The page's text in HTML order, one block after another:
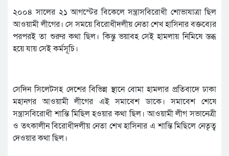
২০০৪ সালের ২১ আগস্টের বিকেলে সন্ত্রাসবিরোধী শোভাযাত্রা ছিল
আওয়ামী লীগের। সে সময়ে বিরোধীদলীয় নেতা শেখ হাসিনার বক্তব্যের
পরপরই তা শুরুর কথা ছিল। কিন্তু ভয়াবহ সেই হামলায় নিমিষে স্তব্ধ
হয়ে যায় সেই কর্মসূচি।
সেদিন সিলেটসহ দেশের বিভিন্ন স্থানে বোমা হামলার প্রতিবাদে ঢাকা
মহানগর আওয়ামী লীগের এই সমাবেশ ডাকে। সমাবেশ শেষে
সন্ত্রাসবিরোধী শান্তি মিছিল হওয়ার কথা ছিল। আওয়ামী লীগ সভানেত্রী
ও তৎকালীন বিরোধীদলীয় নেতা শেখ হাসিনার এ শান্তি মিছিলে নেতৃত্ব
দেওয়ার কথা ছিল।